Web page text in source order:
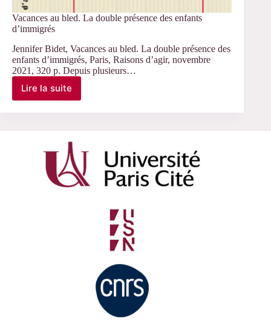
Vacances au bled. La double présence des enfants
d’immigrés
Jennifer Bidet, Vacances au bled. La double présence des
enfants d’immigrés, Paris, Raisons d’agir, novembre
2021, 320 p. Depuis plusieurs…
Lire la suite
Vacances
double
présence
enfants
d’immigrés